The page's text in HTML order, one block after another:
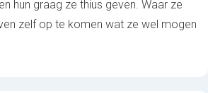
hun graag ze thius geven. Waar ze
zelf op te komen wat ze wel mogen